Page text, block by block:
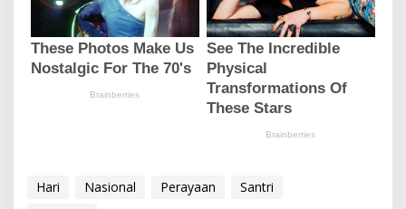
Hari Nasional Perayaan
Santri